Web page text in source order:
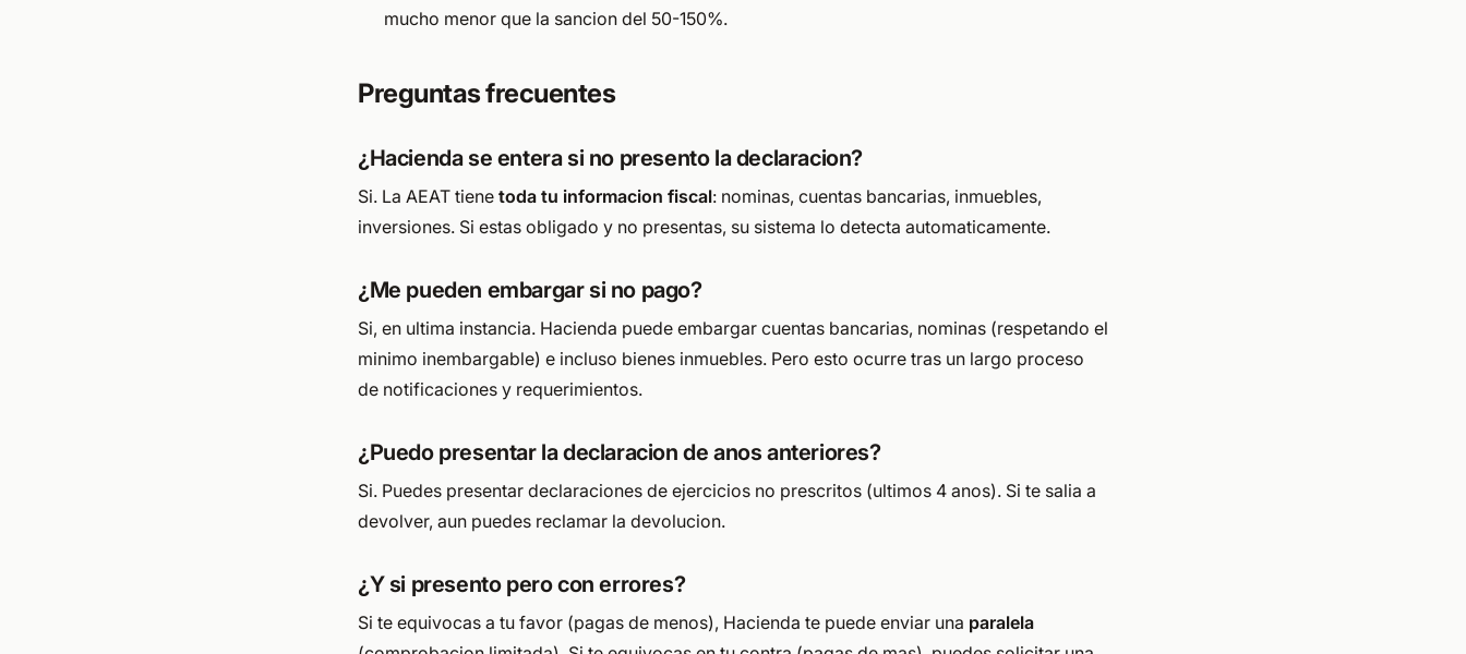
mucho menor que la sancion del 50-150%.
Preguntas frecuentes
¿Hacienda se entera si no presento la declaracion?
Si. La AEAT tiene toda tu informacion fiscal: nominas, cuentas bancarias, inmuebles,
inversiones. Si estas obligado y no presentas, su sistema lo detecta automaticamente.
¿Me pueden embargar si no pago?
Si, en ultima instancia. Hacienda puede embargar cuentas bancarias, nominas (respetando el
minimo inembargable) e incluso bienes inmuebles. Pero esto ocurre tras un largo proceso
de notificaciones y requerimientos.
¿Puedo presentar la declaracion de anos anteriores?
Si. Puedes presentar declaraciones de ejercicios no prescritos (ultimos 4 anos). Si te salia a
devolver, aun puedes reclamar la devolucion.
¿Y si presento pero con errores?
Si te equivocas a tu favor (pagas de menos), Hacienda te puede enviar una paralela